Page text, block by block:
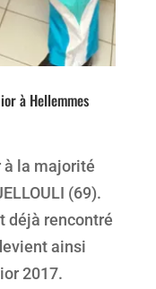
à Hellemmes
à la majorité
(69).
déjà rencontré
ainsi
2017.